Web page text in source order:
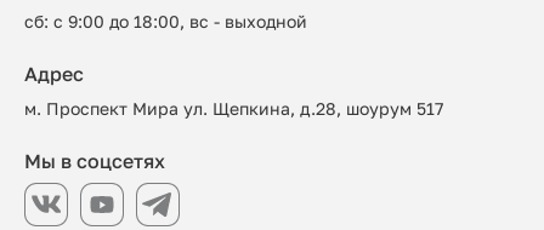
сб: с 9:00 до 18:00, вс - выходной
Адрес
м. Проспект Мира ул. Щепкина, д.28, шоурум 517
Мы в соцсетях